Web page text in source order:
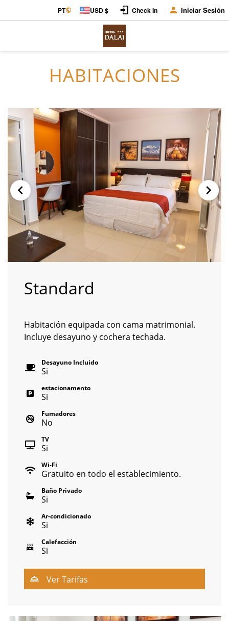
PT USD $ Check In Iniciar Sesión
HABITACIONES
Standard
Habitación equipada con cama matrimonial.
Incluye desayuno y cochera techada.
Desayuno Incluido
Si
estacionamento
Si
Fumadores
No
TV
Si
Wi-Fi
Gratuito en todo el establecimiento.
Baño Privado
Si
Ar-condicionado
Si
Calefacción
Si
Ver Tarifas